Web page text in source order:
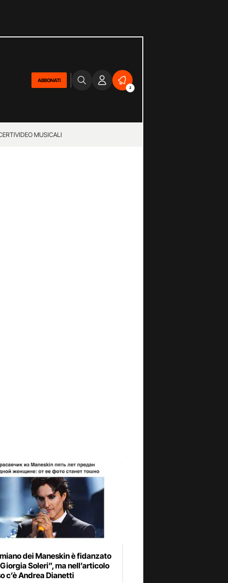
ABBONATI
2
VIDEO MUSICALI
dei Maneskin è fidanzato
Soleri”, ma nell’articolo
c’è Andrea Dianetti